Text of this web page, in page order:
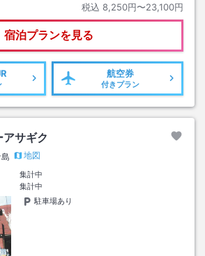
税込 8,250円〜23,100円
宿泊プランを見る
航空券
付きプラン
サギク
地図
集計中
集計中
駐車場あり